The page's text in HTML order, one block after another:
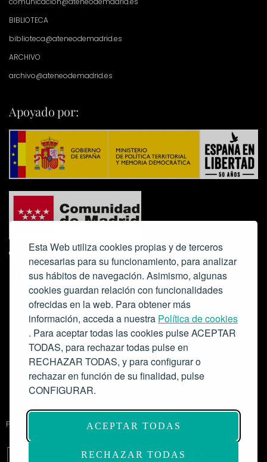
Esta Web utiliza cookies propias y de terceros
necesarias para su funcionamiento, para analizar
sus hábitos de navegación. Asimismo, algunas
cookies guardan relación con funcionalidades
ofrecidas en la web. Para obtener más
información, acceda a nuestra Política de cookies
. Para aceptar todas las cookies pulse ACEPTAR
TODAS, para rechazar todas pulse en
RECHAZAR TODAS, y para configurar o
rechazar en función de su finalidad, pulse
CONFIGURAR.
ACEPTAR TODAS
RECHAZAR TODAS
BIBLIOTECA
biblioteca@ateneodemadrid.es
ARCHIVO
archivo@ateneodemadrid.es
Apoyado por:
Colabora:
Proyecto de modernización de infraestructuras y digitalización del
Salón de Actos del Ateneo de Madrid como espacio escénico-musical.
Subvención: 175.000€